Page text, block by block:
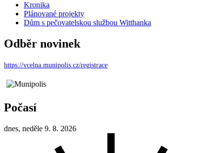
Kronika
Plánované projekty
Dům s pečovatelskou službou Witthanka
Odběr novinek
https://vcelna.munipolis.cz/registrace
Počasí
dnes, neděle 9. 8. 2026